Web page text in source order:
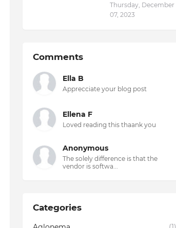
Thursday, December
07, 2023
Comments
Ella B
Apprecciate your blog post
Ellena F
Loved reading this thaank you
Anonymous
The solely difference is that the
vendor is softwa...
Categories